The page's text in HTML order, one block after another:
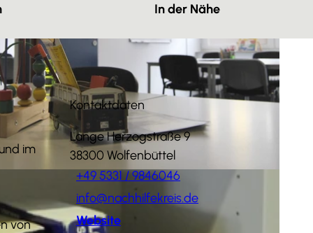
In der Nähe
im
von
Kontaktdaten
Lange Herzogstraße 9
38300 Wolfenbüttel
+49 5331 / 9846046
info@nachhilfekreis.de
Website